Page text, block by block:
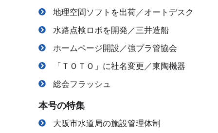
地理空間ソフトを出荷／オートデスク
水路点検ロボを開発／三井造船
ホームページ開設／強プラ管協会
「ＴＯＴＯ」に社名変更／東陶機器
総会フラッシュ
本号の特集
大阪市水道局の施設管理体制